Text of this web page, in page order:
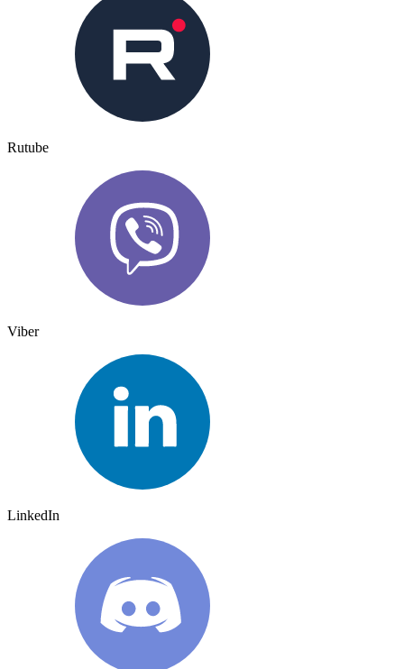
Rutube
Viber
LinkedIn